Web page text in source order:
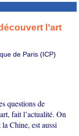
l’art
de Paris (ICP)
questions de
fait l’actualité. On
Chine, est aussi